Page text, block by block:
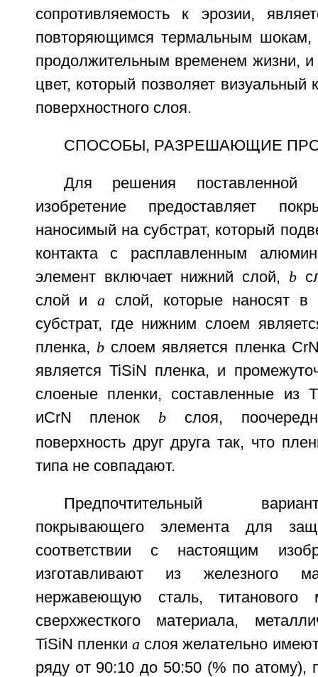
сопротивляемость к эрозии,
повторяющимся термальным шокам,
продолжительным временем жизни,
цвет, который позволяет визуальный
поверхностного слоя.
СПОСОБЫ, РАЗРЕШАЮЩИЕ
Для решения поставленной
изобретение предоставляет
наносимый на субстрат, который
контакта с расплавленным
элемент включает нижний слой, b
слой иa слой, которые наносят
субстрат, где нижним слоем
пленка, b слоем является пленка
является TiSiN пленка, и
слоеные пленки, составленные из
иCrN пленок b слоя,
поверхность друг друга так, что
типа не совпадают.
Предпочтительный
покрывающего элемента для
соответствии с настоящим
изготавливают из железного
нержавеющую сталь,
сверхжесткого материала,
TiSiN пленки a слоя желательно
ряду от 90:10 до 50:50 (% по атому),